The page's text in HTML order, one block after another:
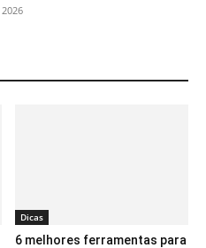
Dicas
6 melhores ferramentas para